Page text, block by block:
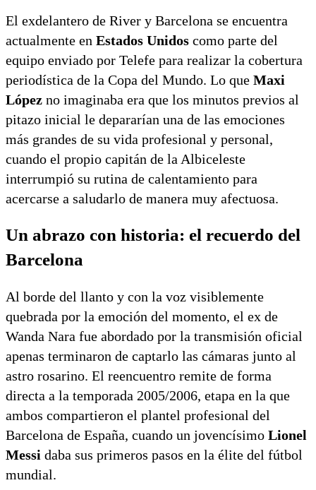
El exdelantero de River y Barcelona se encuentra
actualmente en Estados Unidos como parte del
equipo enviado por Telefe para realizar la cobertura
periodística de la Copa del Mundo. Lo que Maxi
López no imaginaba era que los minutos previos al
pitazo inicial le depararían una de las emociones
más grandes de su vida profesional y personal,
cuando el propio capitán de la Albiceleste
interrumpió su rutina de calentamiento para
acercarse a saludarlo de manera muy afectuosa.
Un abrazo con historia: el recuerdo del
Barcelona
Al borde del llanto y con la voz visiblemente
quebrada por la emoción del momento, el ex de
Wanda Nara fue abordado por la transmisión oficial
apenas terminaron de captarlo las cámaras junto al
astro rosarino. El reencuentro remite de forma
directa a la temporada 2005/2006, etapa en la que
ambos compartieron el plantel profesional del
Barcelona de España, cuando un jovencísimo Lionel
Messi daba sus primeros pasos en la élite del fútbol
mundial.